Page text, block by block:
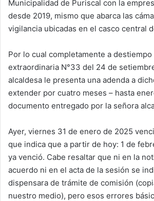
Municipalidad de Puriscal con la
desde 2019, mismo que abarca las
vigilancia ubicadas en el casco central
Por lo cual completamente a
extraordinaria N°33 del 24 de
alcaldesa le presenta una adenda a
extender por cuatro meses – hasta
documento entregado por la señora
Ayer, viernes 31 de enero de 2025
que indica que a partir de hoy: 1 de
ya venció. Cabe resaltar que ni en la
acuerdo ni en el acta de la sesión se
dispensara de trámite de comisión
nuestro medio), pero esos errores